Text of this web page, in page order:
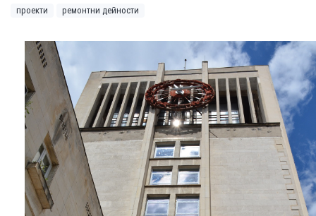
проекти ремонтни дейности